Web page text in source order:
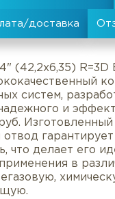
(42,2х6,35) R=3D
систем,
и
Изготовленный
отвод гарантирует
что делает его
в